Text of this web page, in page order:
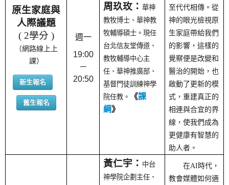
原生家庭與
人際議題
( 2學分 )
（網路線上上
課）
新生報名
舊生報名
週一
19:00
－
20:50
周玖玫 ：華神
教牧博士、華神教
牧輔導碩士。現任
台北信友堂傳道、
教牧輔導中心主
任、華神推廣部、
基督門徒訓練神學
院任教。
《課
綱》
至代代相傳。從
神的眼光檢視原
生家庭帶給我們
的影響，這樣的
覺察便是改變和
醫治的開始，也
啟動了更新的模
式，重建真正的
相連與合宜的界
線，使我們成為
更健康有智慧的
助人者。
黃仁宇： 中台
神學院企劃主任、
在AI時代，
教會媒體如何適